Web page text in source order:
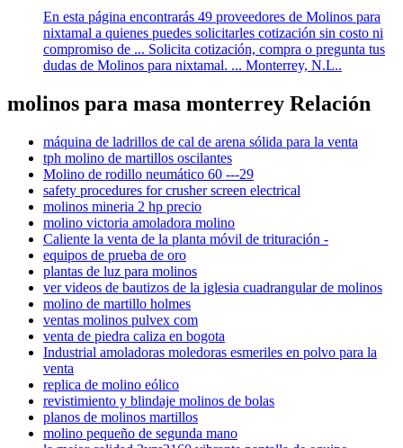
En esta página encontrarás 49 proveedores de Molinos para
nixtamal a quienes puedes solicitarles cotización sin costo ni
compromiso de ... Solicita cotización, compra o pregunta tus
dudas de Molinos para nixtamal. ... Monterrey, N.L..
molinos para masa monterrey Relación
máquina de ladrillos de cal de arena sólida para la venta
tph molino de martillos oscilantes
Molino de rodillo neumático 60 ---29
safety procedures for crusher screen electrical
molinos mineria 2 hp precio
molino victoria amoladora molino
Caliente la venta de la planta móvil de trituración -
equipos de prueba de oro
plantas de luz para molinos
ver videos de bautizos de la iglesia cuadrangular de molinos
molino de martillo holmes
ventas molinos pulvex com
venta de piedra caliza en bogota
Industrial amoladoras moledoras esmeriles en polvo para la
venta
replica de molino eólico
revistimiento y blindaje molinos de bolas
planos de molinos martillos
molino pequeño de segunda mano